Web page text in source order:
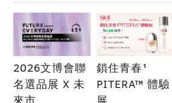
2026文博會聯
名選品展 X 未
來市
鎖住青春¹
PITERA™ 體驗
展